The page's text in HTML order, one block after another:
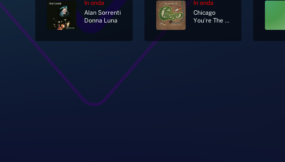
In onda
Alan Sorrenti
Donna Luna
In onda
Chicago
You're The Inspiration